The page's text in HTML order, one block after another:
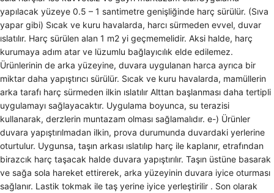
yapılacak yüzeye 0.5 – 1 santimetre genişliğinde harç sürülür. (Sıva
yapar gibi) Sıcak ve kuru havalarda, harcı sürmeden evvel, duvar
ıslatılır. Harç sürülen alan 1 m2 yi geçmemelidir. Aksi halde, harç
kurumaya adım atar ve lüzumlu bağlayıcılık elde edilemez.
Ürünlerinin de arka yüzeyine, duvara uygulanan harca ayrıca bir
miktar daha yapıştırıcı sürülür. Sıcak ve kuru havalarda, mamüllerin
arka tarafı harç sürmeden ilkin ıslatılır Alttan başlanması daha tertipli
uygulamayı sağlayacaktır. Uygulama boyunca, su terazisi
kullanarak, derzlerin muntazam olması sağlamalıdır. e-) Ürünler
duvara yapıştırılmadan ilkin, prova durumunda duvardaki yerlerine
oturtulur. Uygunsa, taşın arkası ıslatılıp harç ile kaplanır, etrafından
birazcık harç taşacak halde duvara yapıştırılır. Taşın üstüne basarak
ve sağa sola hareket ettirerek, arka yüzeyinin duvara iyice oturması
sağlanır. Lastik tokmak ile taş yerine iyice yerleştirilir . Son olarak